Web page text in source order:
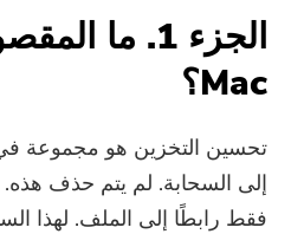
الجزء 1. ما
Mac؟
إلى السحابة. لم يتم حذف
فقط رابطًا إلى الملف. لهذا